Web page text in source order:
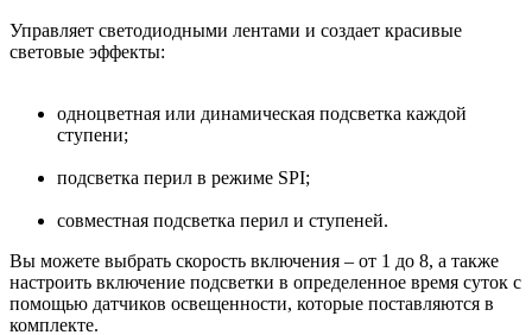
Управляет светодиодными лентами и создает красивые
световые эффекты:
одноцветная или динамическая подсветка каждой
ступени;
подсветка перил в режиме SPI;
совместная подсветка перил и ступеней.
Вы можете выбрать скорость включения – от 1 до 8, а также
настроить включение подсветки в определенное время суток с
помощью датчиков освещенности, которые поставляются в
комплекте.